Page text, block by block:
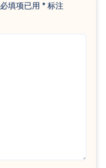
必填项已用 *标注